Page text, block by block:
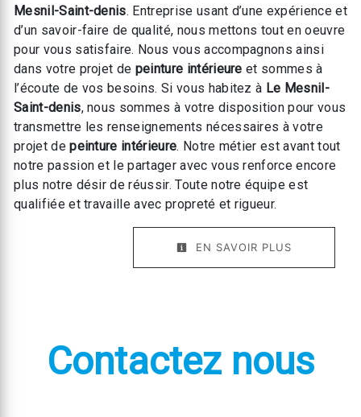
Mesnil-Saint-denis. Entreprise usant d’une expérience et
d’un savoir-faire de qualité, nous mettons tout en oeuvre
pour vous satisfaire. Nous vous accompagnons ainsi
dans votre projet de peinture intérieure et sommes à
l’écoute de vos besoins. Si vous habitez à Le Mesnil-
Saint-denis, nous sommes à votre disposition pour vous
transmettre les renseignements nécessaires à votre
projet depeinture intérieure. Notre métier est avant tout
notre passion et le partager avec vous renforce encore
plus notre désir de réussir. Toute notre équipe est
qualifiée et travaille avec propreté et rigueur.
EN SAVOIR PLUS
Contactez nous